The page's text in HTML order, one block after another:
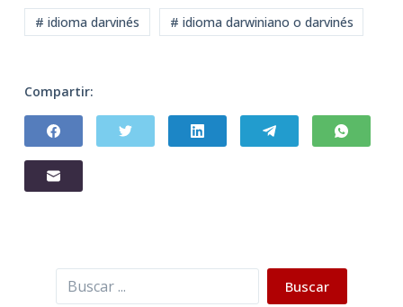
# idioma darvinés # idioma darwiniano o darvinés
Compartir:
Buscar Buscar